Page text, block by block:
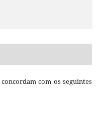
com os seguintes